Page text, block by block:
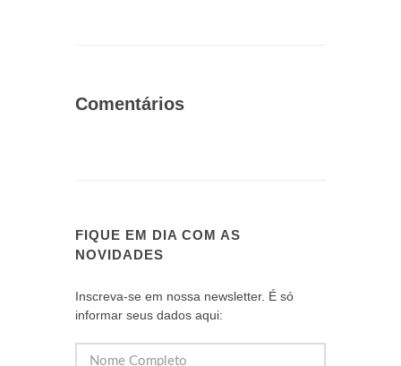
Comentários
FIQUE EM DIA COM AS
NOVIDADES
Inscreva-se em nossa newsletter. É só
informar seus dados aqui: